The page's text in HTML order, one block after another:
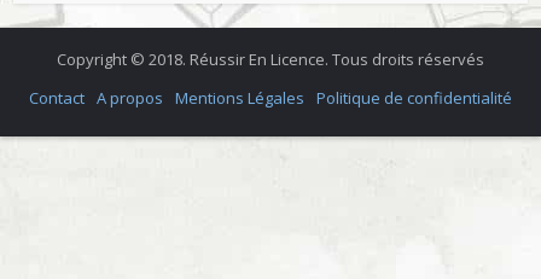
Copyright © 2018. Réussir En Licence. Tous droits réservés
Contact A propos Mentions Légales Politique de confidentialité